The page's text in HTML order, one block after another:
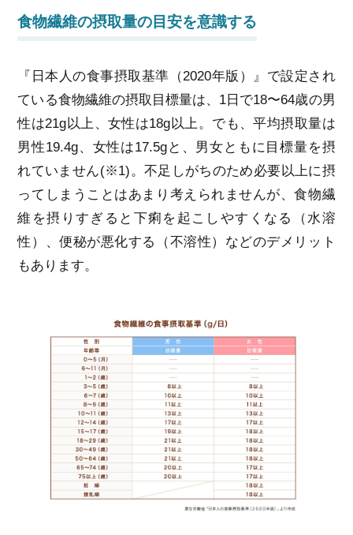
食物繊維の摂取量の目安を意識する
『日本人の食事摂取基準（2020年版）』で設定され
ている食物繊維の摂取目標量は、1日で18〜64歳の男
性は21g以上、女性は18g以上。でも、平均摂取量は
男性19.4g、女性は17.5gと、男女ともに目標量を摂
れていません(※1)。不足しがちのため必要以上に摂
ってしまうことはあまり考えられませんが、食物繊
維を摂りすぎると下痢を起こしやすくなる（水溶
性）、便秘が悪化する（不溶性）などのデメリット
もあります。